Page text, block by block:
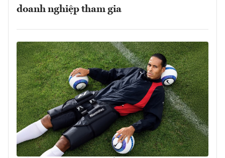
doanh nghiệp tham gia